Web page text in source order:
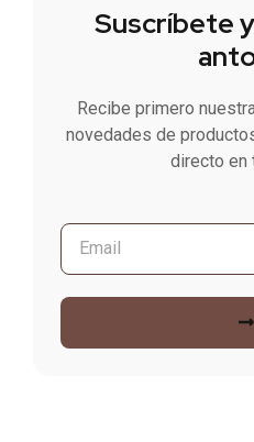
Suscríbete
Recibe primero
novedades de
directo en